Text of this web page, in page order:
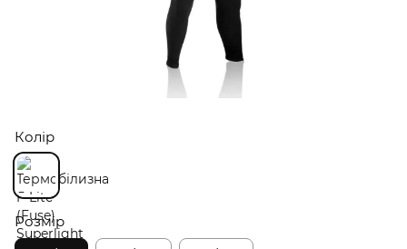
Колір
Розмір